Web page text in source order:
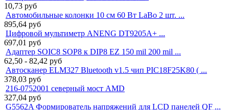
10,73 руб
Автомобильные колонки 10 см 60 Вт LaBo 2 шт. ...
895,64 руб
Цифровой мультиметр ANENG DT9205A+ ...
697,01 руб
Адаптер SOIC8 SOP8 к DIP8 EZ 150 mil 200 mil ...
62,50 - 82,42 руб
Автосканер ELM327 Bluetooth v1.5 чип PIC18F25K80 ( ...
378,03 руб
216-0752001 северный мост AMD
327,04 руб
G5562A Формирователь напряжений для LCD панелей QF ...